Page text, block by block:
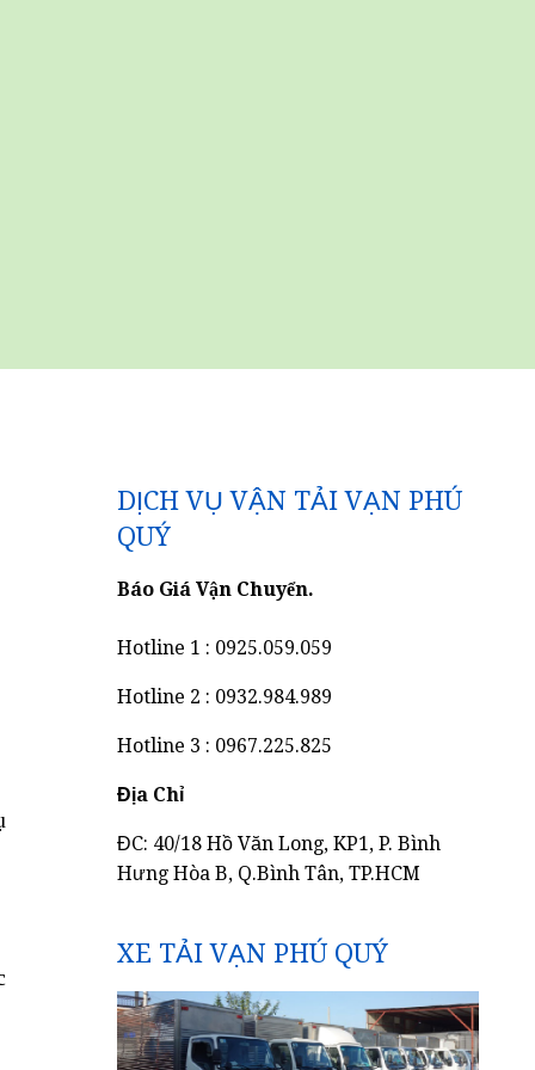
DỊCH VỤ VẬN TẢI VẠN PHÚ
QUÝ
Báo Giá Vận Chuyển.
Hotline 1 : 0925.059.059
Hotline 2 : 0932.984.989
Hotline 3 : 0967.225.825
Địa Chỉ
ĐC: 40/18 Hồ Văn Long, KP1, P. Bình
Hưng Hòa B, Q.Bình Tân, TP.HCM
XE TẢI VẠN PHÚ QUÝ